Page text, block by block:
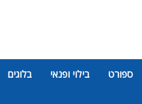
ספורט בילוי ופנאי בלוגים